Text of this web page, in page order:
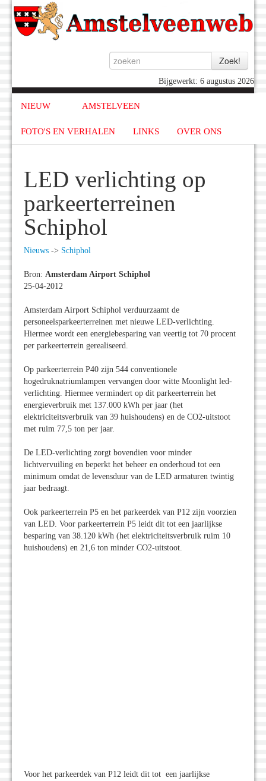
Bijgewerkt: 6 augustus 2026
NIEUW AMSTELVEEN
FOTO'S EN VERHALEN LINKS OVER ONS
LED verlichting op
parkeerterreinen
Schiphol
Nieuws -> Schiphol
Bron: Amsterdam Airport Schiphol
25-04-2012
Amsterdam Airport Schiphol verduurzaamt de
personeelsparkeerterreinen met nieuwe LED-verlichting.
Hiermee wordt een energiebesparing van veertig tot 70 procent
per parkeerterrein gerealiseerd.
Op parkeerterrein P40 zijn 544 conventionele
hogedruknatriumlampen vervangen door witte Moonlight led-
verlichting. Hiermee vermindert op dit parkeerterrein het
energieverbruik met 137.000 kWh per jaar (het
elektriciteitsverbruik van 39 huishoudens) en de CO2-uitstoot
met ruim 77,5 ton per jaar.
De LED-verlichting zorgt bovendien voor minder
lichtvervuiling en beperkt het beheer en onderhoud tot een
minimum omdat de levensduur van de LED armaturen twintig
jaar bedraagt.
Ook parkeerterrein P5 en het parkeerdek van P12 zijn voorzien
van LED. Voor parkeerterrein P5 leidt dit tot een jaarlijkse
besparing van 38.120 kWh (het elektriciteitsverbruik ruim 10
huishoudens) en 21,6 ton minder CO2-uitstoot.
Voor het parkeerdek van P12 leidt dit tot een jaarlijkse